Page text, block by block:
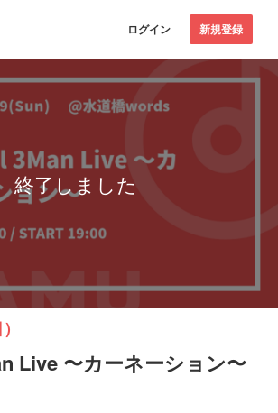
ログイン 新規登録
終了しました
Live 〜カーネーション〜